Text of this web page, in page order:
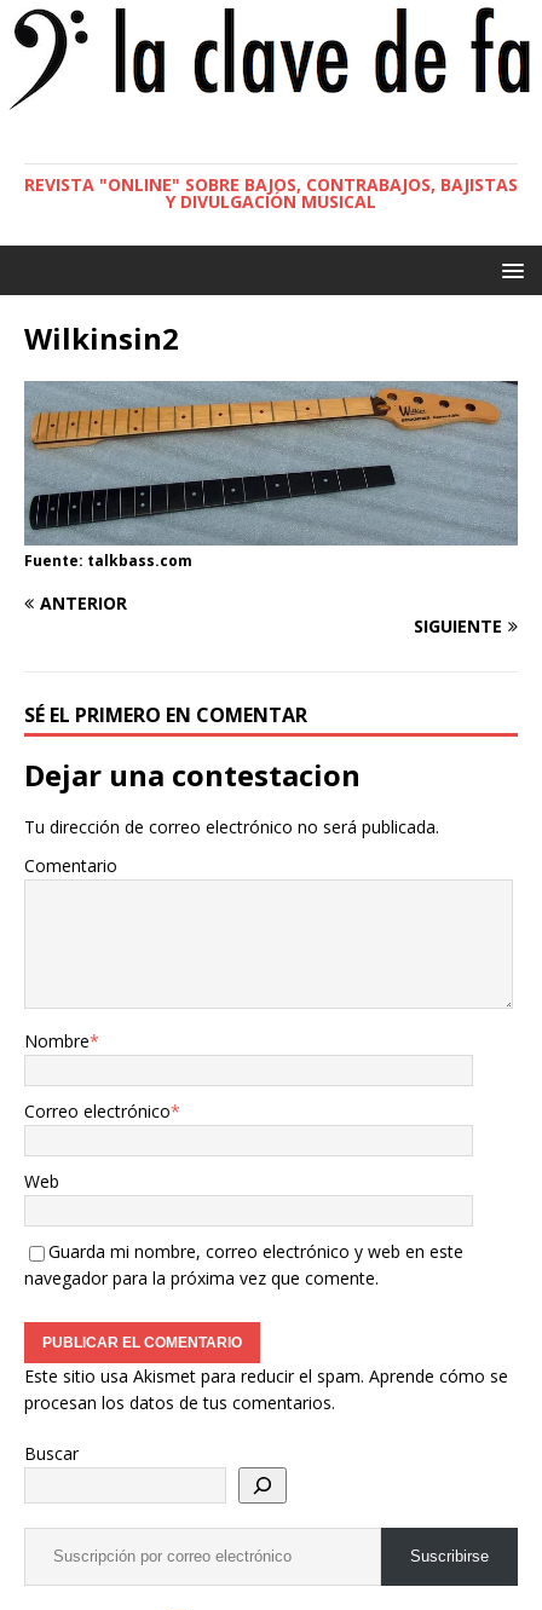
REVISTA "ONLINE" SOBRE BAJOS, CONTRABAJOS, BAJISTAS
Y DIVULGACIÓN MUSICAL
Wilkinsin2
Fuente: talkbass.com
ANTERIOR
SIGUIENTE
SÉ EL PRIMERO EN COMENTAR
Dejar una contestacion
Tu dirección de correo electrónico no será publicada.
Comentario
Nombre*
Correo electrónico*
Web
Guarda mi nombre, correo electrónico y web en este
navegador para la próxima vez que comente.
Este sitio usa Akismet para reducir el spam. Aprende cómo se
procesan los datos de tus comentarios.
Buscar
Suscribirse